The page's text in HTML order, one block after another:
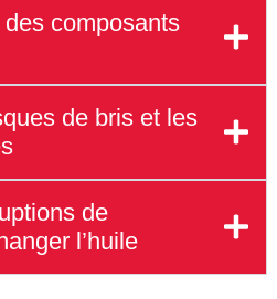
des composants
de bris et les
de
l’huile